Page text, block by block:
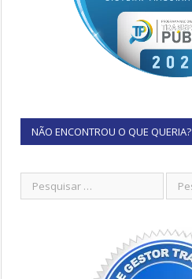
NÃO ENCONTROU O QUE QUERIA?